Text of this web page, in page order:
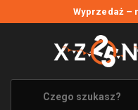
Wyprzedaż –
WYPRZEDAŻ
WSZYSTKIE MARKI
XZONE ORIGINALS